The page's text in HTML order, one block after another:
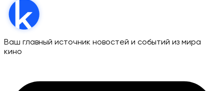
Ваш главный источник новостей и событий из мира
кино